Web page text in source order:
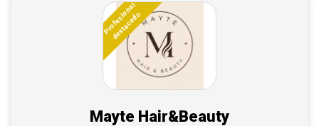
Profesional
destacado
Mayte Hair&Beauty